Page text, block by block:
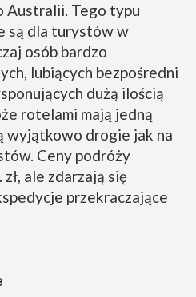
Australii. Tego typu
są dla turystów w
osób bardzo
lubiących bezpośredni
dużą ilością
rotelami mają jedną
wyjątkowo drogie jak na
Ceny podróży
ale zdarzają się
przekraczające